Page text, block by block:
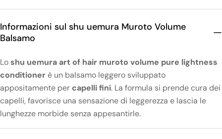
Informazioni sul shu uemura Muroto Volume
Balsamo
Loshu uemura art of hair muroto volume pure lightness
conditionerè un balsamo leggero sviluppato
appositamente per capelli fini. La formula si prende cura dei
capelli, favorisce una sensazione di leggerezza e lascia le
lunghezze morbide senza appesantirle.